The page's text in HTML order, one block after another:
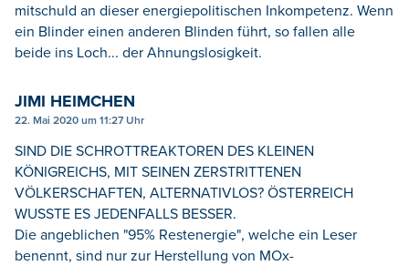
mitschuld an dieser energiepolitischen Inkompetenz. Wenn
ein Blinder einen anderen Blinden führt, so fallen alle
beide ins Loch... der Ahnungslosigkeit.
JIMI HEIMCHEN
22. Mai 2020 um 11:27 Uhr
SIND DIE SCHROTTREAKTOREN DES KLEINEN
KÖNIGREICHS, MIT SEINEN ZERSTRITTENEN
VÖLKERSCHAFTEN, ALTERNATIVLOS? ÖSTERREICH
WUSSTE ES JEDENFALLS BESSER.
Die angeblichen "95% Restenergie", welche ein Leser
benennt, sind nur zur Herstellung von MOx-